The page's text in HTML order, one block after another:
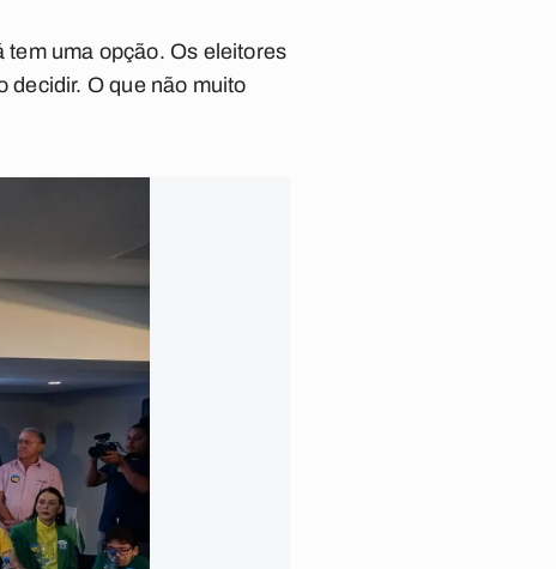
tem uma opção. Os eleitores
decidir. O que não muito